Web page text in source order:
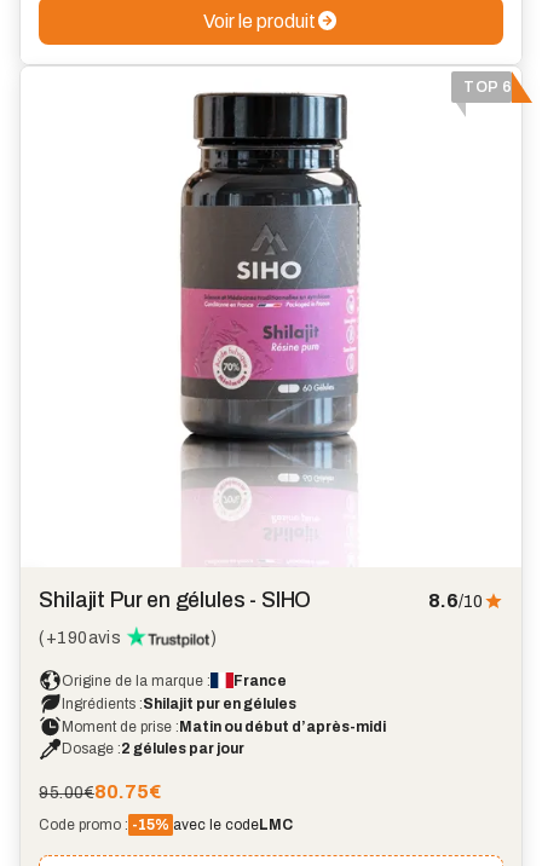
Voir le produit
TOP 6
Shilajit Pur en gélules - SIHO 8.6/10
( +190avis )
Origine de la marque :
France
Ingrédients :Shilajit pur en gélules
Moment de prise :Matin ou début d’après-midi
Dosage :2 gélules par jour
95.00€80.75€
Code promo : -15% avec le codeLMC